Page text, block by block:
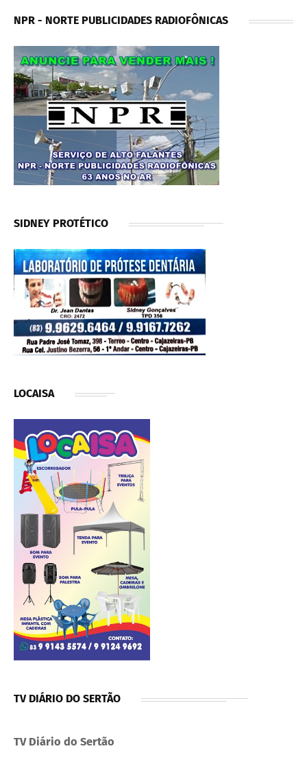
NPR - NORTE PUBLICIDADES RADIOFÔNICAS
SIDNEY PROTÉTICO
LOCAISA
TV DIÁRIO DO SERTÃO
TV Diário do Sertão